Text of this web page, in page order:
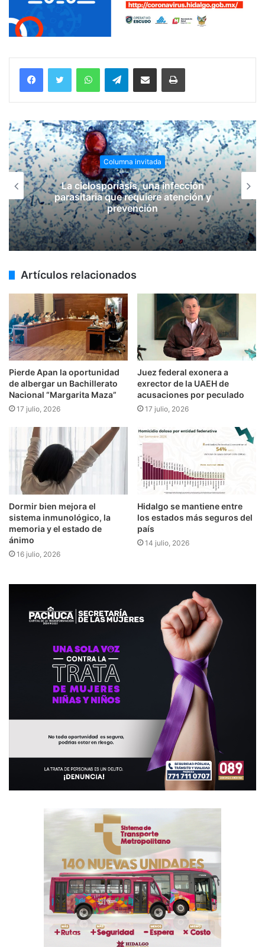
WhatsAppTelegramCompartir vía email Imprimir
Columna invitada
La ciclosporiasis, una infección
parasitaria que requiere atención y
prevención
Artículos relacionados
Pierde Apan la oportunidad
de albergar un Bachillerato
Nacional “Margarita Maza”
17 julio, 2026
Juez federal exonera a
exrector de la UAEH de
acusaciones por peculado
17 julio, 2026
Dormir bien mejora el
sistema inmunológico, la
memoria y el estado de
ánimo
16 julio, 2026
Hidalgo se mantiene entre
los estados más seguros del
país
14 julio, 2026